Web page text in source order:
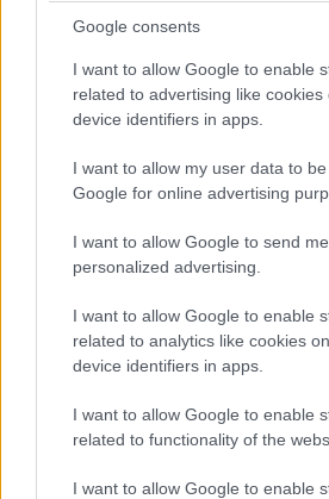
Google consents
I want to allow Google to enable
related to advertising like cookies
device identifiers in apps.
I want to allow my user data to
Google for online advertising
I want to allow Google to send me
personalized advertising.
I want to allow Google to enable
related to analytics like cookies
device identifiers in apps.
I want to allow Google to enable
related to functionality of the
I want to allow Google to enable
TRENDING